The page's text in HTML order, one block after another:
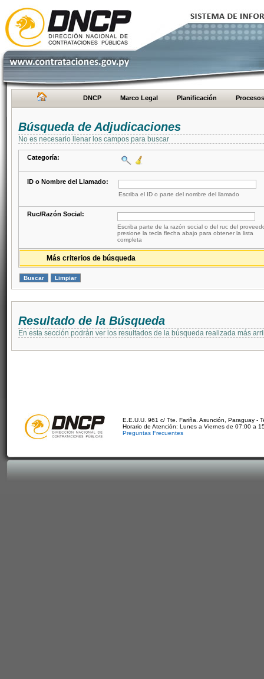
DNCP Marco Legal Planificación Procesos
Búsqueda de Adjudicaciones
No es necesario llenar los campos para buscar
Categoría:
ID o Nombre del Llamado:
Escriba el ID o parte del nombre del llamado
Ruc/Razón Social:
Escriba parte de la razón social o del ruc del
presione la tecla flecha abajo para obtener la lista
completa
Más criterios de búsqueda
Resultado de la Búsqueda
En esta sección podrán ver los resultados de la búsqueda realizada más
E.E.U.U. 961 c/ Tte. Fariña. Asunción, Paraguay -
Horario de Atención: Lunes a Viernes de 07:00 a
Preguntas Frecuentes